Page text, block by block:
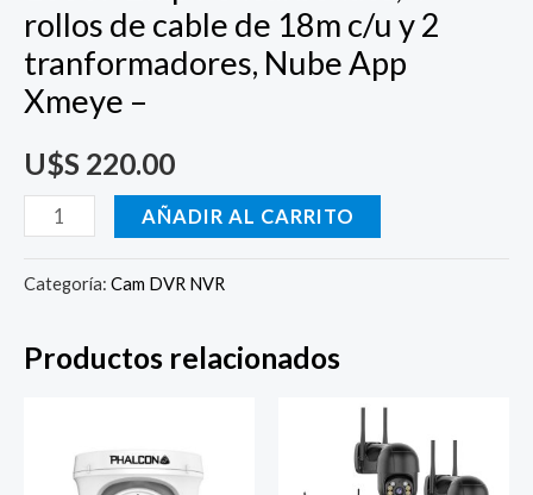
rollos de cable de 18m c/u y 2
tranformadores, Nube App
Xmeye –
U$S 220.00
tranformadores,
Nube
App
-
cantidad
AÑADIR AL CARRITO
Categoría: Cam DVR NVR
Productos relacionados